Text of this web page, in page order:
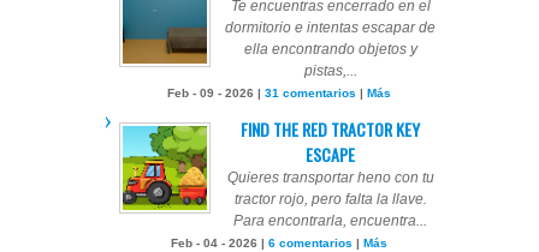
Te encuentras encerrado en el
dormitorio e intentas escapar de
ella encontrando objetos y
pistas,...
Feb - 09 - 2026 | 31 comentarios | Más
FIND THE RED TRACTOR KEY
ESCAPE
Quieres transportar heno con tu
tractor rojo, pero falta la llave.
Para encontrarla, encuentra...
Feb - 04 - 2026 | 6 comentarios | Más